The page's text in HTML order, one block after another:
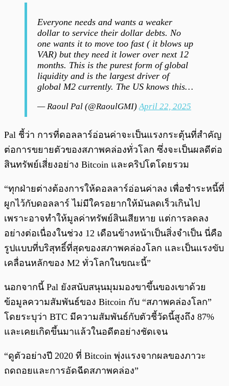
Everyone needs and wants a weaker
dollar to service their dollar debts. No
one wants it to move too fast ( it blows up
VAR) but they need it lower over next 12
months. This is the purest form of global
liquidity and is the largest driver of
global M2 currently. The US knows this…
— Raoul Pal (@RaoulGMI)April 22, 2025
Pal ชี้ว่า การที่ดอลลาร์อ่อนค่าจะเป็นแรงกระตุ้นที่สำคัญ
ต่อการขยายตัวของสภาพคล่องทั่วโลก ซึ่งจะเป็นผลดีต่อ
สินทรัพย์เสี่ยงอย่าง Bitcoin และคริปโตโดยรวม
“ทุกฝ่ายต่างต้องการให้ดอลลาร์อ่อนค่าลง เพื่อชำระหนี้ที่
ผูกไว้กับดอลลาร์ ไม่มีใครอยากให้มันลดเร็วเกินไป
เพราะอาจทำให้มูลค่าทรัพย์สินเสียหาย แต่การลดลง
อย่างต่อเนื่องในช่วง 12 เดือนข้างหน้าเป็นสิ่งจำเป็น นี่คือ
รูปแบบที่บริสุทธิ์ที่สุดของสภาพคล่องโลก และเป็นแรงขับ
เคลื่อนหลักของ M2 ทั่วโลกในขณะนี้”
นอกจากนี้ Pal ยังสนับสนุนมุมมองขาขึ้นของเขาด้วย
ข้อมูลความสัมพันธ์ของ Bitcoin กับ “สภาพคล่องโลก”
โดยระบุว่า BTC มีความสัมพันธ์กับตัวชี้วัดนี้สูงถึง 87%
และเคยเกิดขึ้นมาแล้วในอดีตอย่างชัดเจน
“ดูตัวอย่างปี 2020 ที่ Bitcoin พุ่งแรงจากผลของภาวะ
ถดถอยและการอัดฉีดสภาพคล่อง”